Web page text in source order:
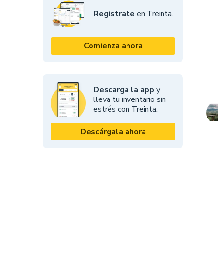
Registrate en Treinta.
Comienza ahora
Descarga la app y
lleva tu inventario sin
estrés con Treinta.
Descárgala ahora